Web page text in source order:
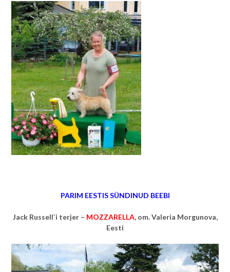
PARIM EESTIS SÜNDINUD BEEBI
Jack Russell`i terjer – MOZZARELLA, om. Valeria Morgunova,
Eesti